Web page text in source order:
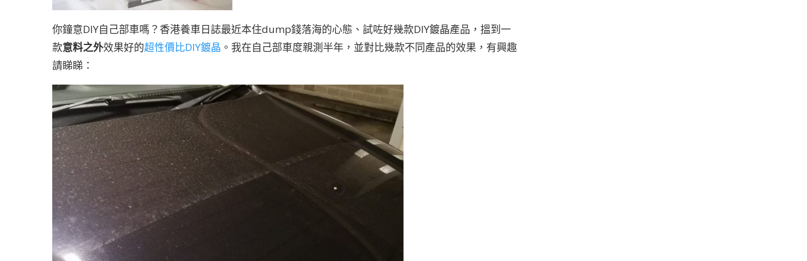
你鐘意DIY自己部車嗎？香港養車日誌最近本住dump錢落海的心態、試咗好幾款DIY鍍晶產品，搵到一
款意料之外效果好的超性價比DIY鍍晶 。我在自己部車度親測半年，並對比幾款不同產品的效果，有興趣
請睇睇：